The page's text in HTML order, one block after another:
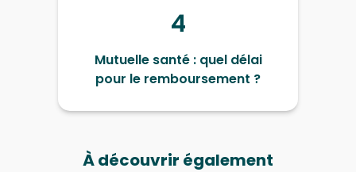
4
Mutuelle santé : quel délai
pour le remboursement ?
À découvrir également